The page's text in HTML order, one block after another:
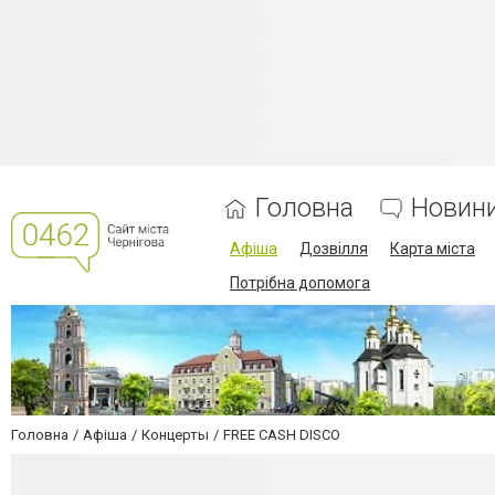
Головна
Афіша Дозвілля
Карта міста
Потрібна допомога
Головна Афіша Концерты FREE CASH DISCO